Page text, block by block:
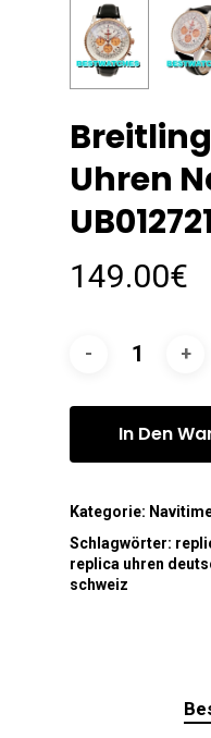
Uhren
149.00€
In Den
Kategorie:
Schlagwörter:
replica uhren
schweiz